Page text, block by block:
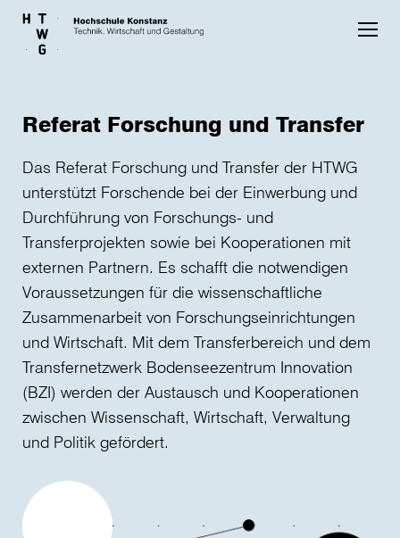
Skip to main content
Referat Forschung und Transfer
Das Referat Forschung und Transfer der HTWG
unterstützt Forschende bei der Einwerbung und
Durchführung von Forschungs- und
Transferprojekten sowie bei Kooperationen mit
externen Partnern. Es schafft die notwendigen
Voraussetzungen für die wissenschaftliche
Zusammenarbeit von Forschungseinrichtungen
und Wirtschaft. Mit dem Transferbereich und dem
Transfernetzwerk Bodenseezentrum Innovation
(BZI) werden der Austausch und Kooperationen
zwischen Wissenschaft, Wirtschaft, Verwaltung
und Politik gefördert.